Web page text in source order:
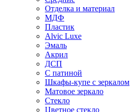
Отделка и материал
МДФ
Пластик
Alvic Luxe
Эмаль
Акрил
ДСП
С патиной
Шкафы-купе с зеркалом
Матовое зеркало
Стекло
Цветное стекло